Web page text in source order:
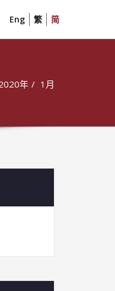
Eng 繁 简
年 1月